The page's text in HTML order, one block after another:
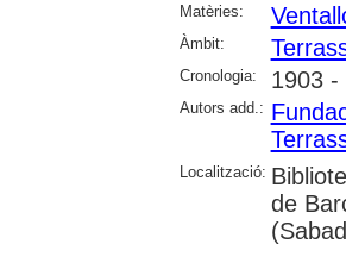
Matèries:
Àmbit:
Cronologia: 1903 -
Autors add.:
Localització:
de